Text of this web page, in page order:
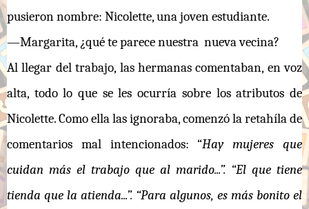
pusieron nombre: Nicolette, una joven estudiante.
—Margarita, ¿qué te parece nuestra nueva vecina?
Al llegar del trabajo, las hermanas comentaban, en voz
alta, todo lo que se les ocurría sobre los atributos de
Nicolette. Como ella las ignoraba, comenzó la retahíla de
comentarios mal intencionados: “Hay mujeres que
cuidan más el trabajo que al marido...”. “El que tiene
tienda que la atienda...”. “Para algunos, es más bonito el